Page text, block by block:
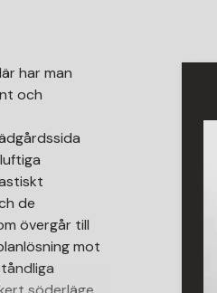
har man
och
de
övergår till
mot